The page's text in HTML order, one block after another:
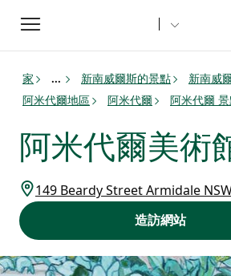
Toggle
navigation
家 ... 新南威爾斯的景點
新南威
阿米代爾地區
阿米代爾 阿米代爾
阿米代爾美術
149 Beardy Street Armidale
造訪網站